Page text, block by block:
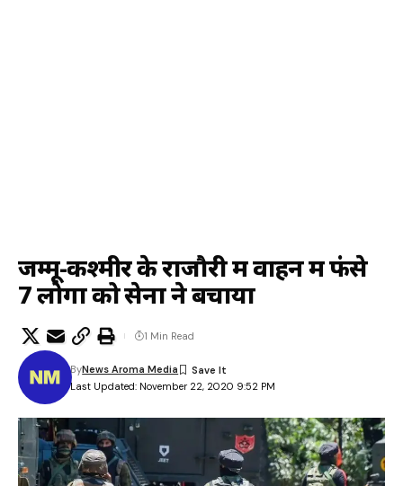
जम्मू-कश्मीर के राजौरी में वाहन में फंसे
7 लोगों को सेना ने बचाया
Last Updated: November 22, 2020 9:52 PM
ByNews Aroma Media
1 Min Read